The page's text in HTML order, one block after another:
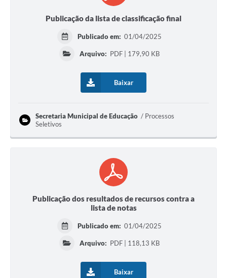
Publicação da lista de classificação final
Publicado em: 01/04/2025
Arquivo: PDF | 179,90 KB
Baixar
Secretaria Municipal de Educação
Processos
Seletivos
Publicação dos resultados de recursos contra a
lista de notas
Publicado em: 01/04/2025
Arquivo: PDF | 118,13 KB
Baixar